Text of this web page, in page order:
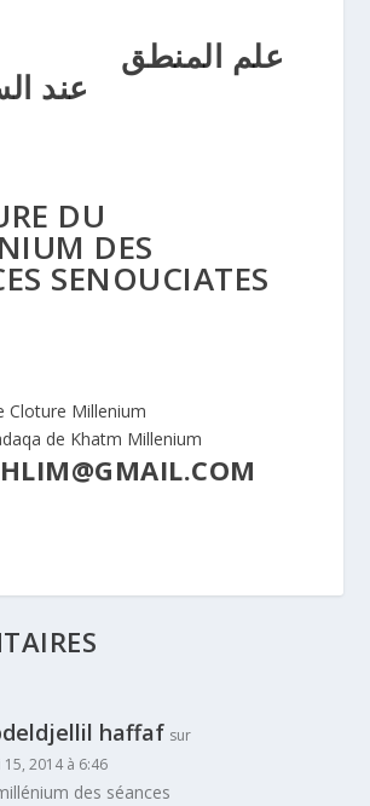
عند
DU
DES
SENOUCIATES
haffaf sur
15, 2014 à 6:46
des séances